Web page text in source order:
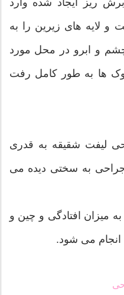
ریز ایجاد شده وارد
لایه های زیرین را به
و ابرو در محل مورد
ها به طور کامل رفت
لیفت شقیقه به قدری
به سختی دیده می
میزان افتادگی و چین و
می شود.